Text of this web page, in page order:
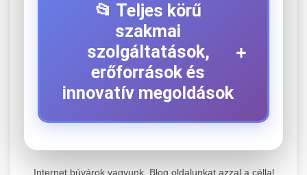
📂 Teljes körű
szakmai
szolgáltatások,
erőforrások és
innovatív megoldások
+
+
Internet búvárok vagyunk. Blog oldalunkat azzal a céllal